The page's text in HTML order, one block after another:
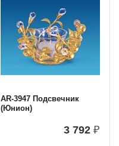
AR-3947 Подсвечник
(Юнион)
3 792 ₽